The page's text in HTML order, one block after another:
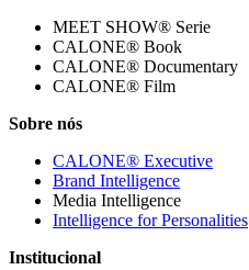
MEET SHOW® Serie
CALONE® Book
CALONE® Documentary
CALONE® Film
Sobre nós
CALONE® Executive
Brand Intelligence
Media Intelligence
Intelligence for Personalities
Institucional